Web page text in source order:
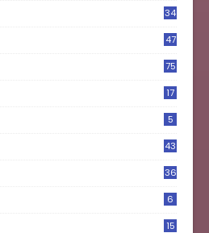
34
47
75
17
5
43
36
6
15